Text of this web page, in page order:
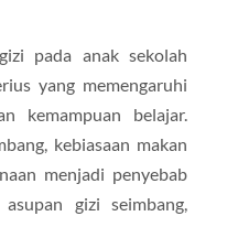
pada anak sekolah
yang memengaruhi
kemampuan belajar.
kebiasaan makan
menjadi penyebab
gizi seimbang,